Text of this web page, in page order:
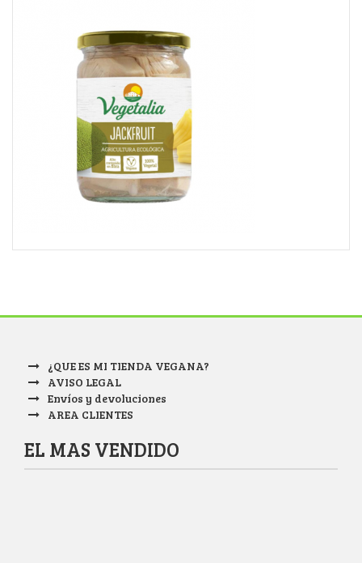
¿QUE ES MI TIENDA VEGANA?
AVISO LEGAL
Envíos y devoluciones
AREA CLIENTES
EL MAS VENDIDO